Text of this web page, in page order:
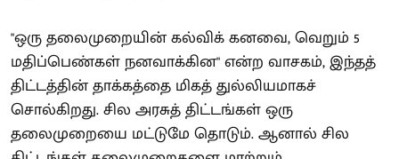
"ஒரு தலைமுறையின் கல்விக் கனவை, வெறும் 5
மதிப்பெண்கள் நனவாக்கின" என்ற வாசகம், இந்தத்
திட்டத்தின் தாக்கத்தை மிகத் துல்லியமாகச்
சொல்கிறது. சில அரசுத் திட்டங்கள் ஒரு
தலைமுறையை மட்டுமே தொடும். ஆனால் சில